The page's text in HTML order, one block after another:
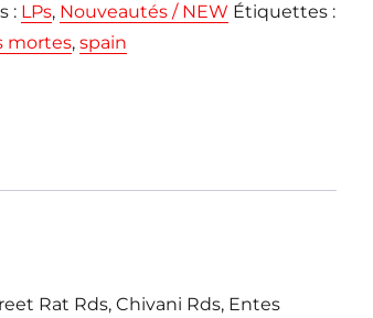
: LPs, Nouveautés / NEW Étiquettes :
mortes,spain
Rat Rds, Chivani Rds, Entes